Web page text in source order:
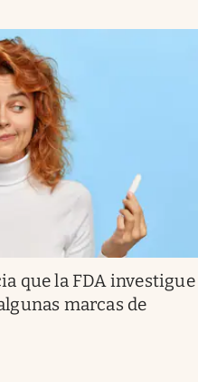
que la FDA investigue
marcas de